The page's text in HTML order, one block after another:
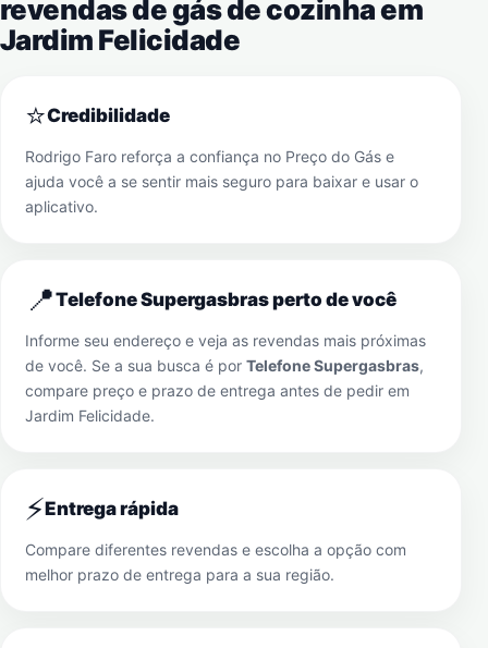
revendas de gás de cozinha em
Jardim Felicidade
⭐Credibilidade
Rodrigo Faro reforça a confiança no Preço do Gás e
ajuda você a se sentir mais seguro para baixar e usar o
aplicativo.
📍Telefone Supergasbras perto de você
Informe seu endereço e veja as revendas mais próximas
de você. Se a sua busca é por Telefone Supergasbras,
compare preço e prazo de entrega antes de pedir em
Jardim Felicidade.
⚡Entrega rápida
Compare diferentes revendas e escolha a opção com
melhor prazo de entrega para a sua região.